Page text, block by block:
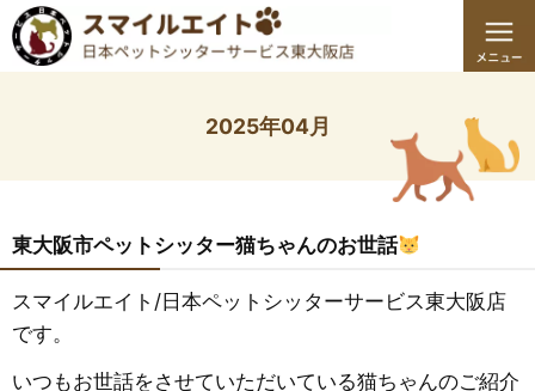
2025年04月
東大阪市ペットシッター猫ちゃんのお世話
スマイルエイト/日本ペットシッターサービス東大阪店
です。
いつもお世話をさせていただいている猫ちゃんのご紹介